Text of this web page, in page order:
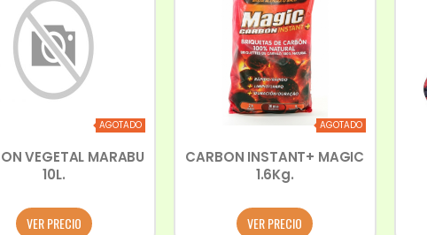
AGOTADO
VEGETAL MARABU
10L.
VER PRECIO
AGOTADO
CARBON INSTANT+ MAGIC
1.6Kg.
VER PRECIO